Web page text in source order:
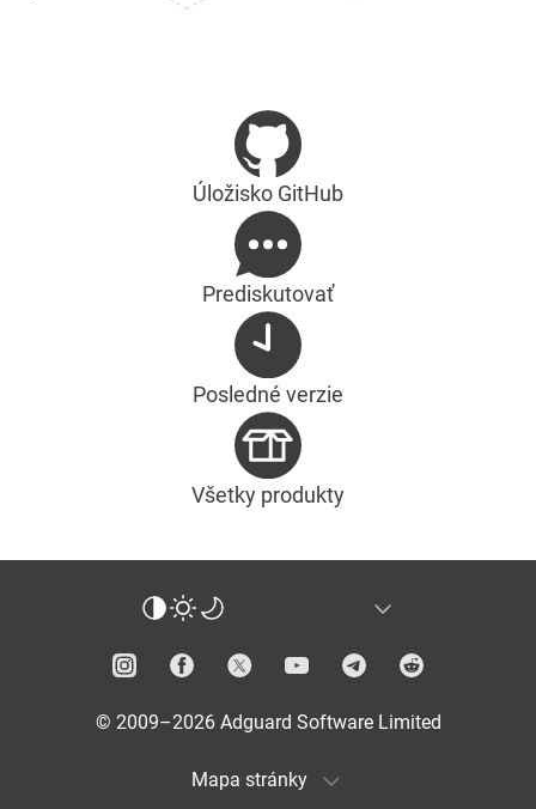
Úložisko GitHub
Prediskutovať
Posledné verzie
Všetky produkty
© 2009–2026 Adguard Software Limited
Mapa stránky